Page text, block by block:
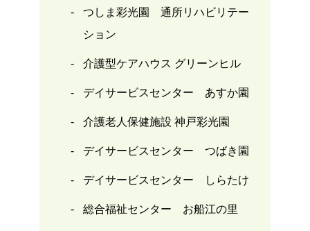
つしま彩光園 通所リハビリテー
ション
介護型ケアハウス グリーンヒル
デイサービスセンター あすか園
介護老人保健施設 神戸彩光園
デイサービスセンター つばき園
デイサービスセンター しらたけ
総合福祉センター お船江の里